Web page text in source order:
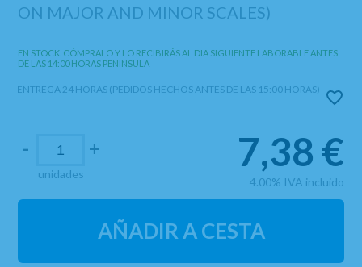
ON MAJOR AND MINOR SCALES)
EN STOCK. CÓMPRALO Y LO RECIBIRÁS AL DIA SIGUIENTE LABORABLE ANTES
DE LAS 14:00 HORAS PENINSULA
ENTREGA 24 HORAS (PEDIDOS HECHOS ANTES DE LAS 15:00 HORAS)
-
unidades
+ 7,38 €
4.00% IVA incluido
AÑADIR A CESTA